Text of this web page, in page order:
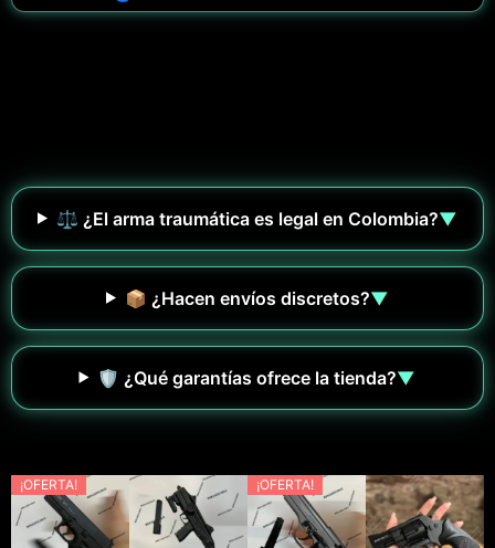
⚖️ ¿El arma traumática es legal en Colombia?▼
📦 ¿Hacen envíos discretos?▼
🛡️ ¿Qué garantías ofrece la tienda?▼
¡OFERTA! ¡OFERTA!